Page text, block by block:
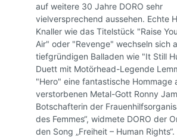
auf weitere 30 Jahre DORO sehr
vielversprechend aussehen. Echte
Knaller wie das Titelstück "Raise
Air" oder "Revenge" wechseln sich
tiefgründigen Balladen wie "It Still
Duett mit Motörhead-Legende
"Hero" eine fantastische Hommage
verstorbenen Metal-Gott Ronny
Botschafterin der
des Femmes“, widmete DORO der
den Song „Freiheit – Human Rights“.